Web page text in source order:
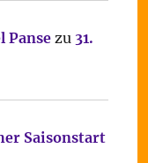
Pansezu 31.
Saisonstart